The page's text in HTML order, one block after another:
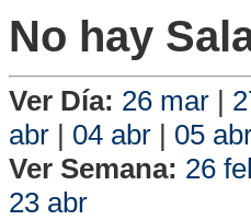
No hay
Ver Día: 26 mar |
abr | 04 abr | 05
Ver Semana: 26
23 abr